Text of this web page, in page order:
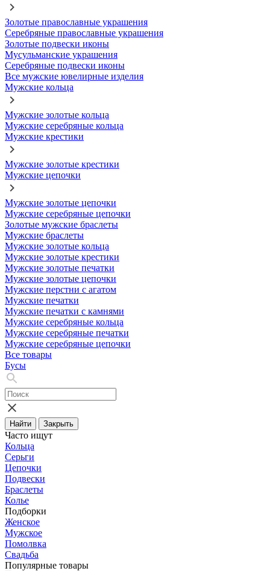
Золотые православные украшения
Серебряные православные украшения
Золотые подвески иконы
Мусульманские украшения
Серебряные подвески иконы
Все мужские ювелирные изделия
Мужские кольца
Мужские золотые кольца
Мужские серебряные кольца
Мужские крестики
Мужские золотые крестики
Мужские цепочки
Мужские золотые цепочки
Мужские серебряные цепочки
Золотые мужские браслеты
Мужские браслеты
Мужские золотые кольца
Мужские золотые крестики
Мужские золотые печатки
Мужские золотые цепочки
Мужские перстни с агатом
Мужские печатки
Мужские печатки с камнями
Мужские серебряные кольца
Мужские серебряные печатки
Мужские серебряные цепочки
Все товары
Бусы
Найти Закрыть
Часто ищут
Кольца
Серьги
Цепочки
Подвески
Браслеты
Колье
Подборки
Женское
Мужское
Помолвка
Свадьба
Популярные товары